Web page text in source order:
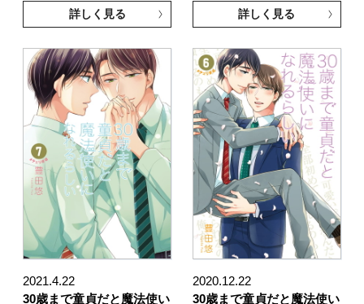
詳しく見る 詳しく見る
2021.4.22
30歳まで童貞だと魔法使い
2020.12.22
30歳まで童貞だと魔法使い